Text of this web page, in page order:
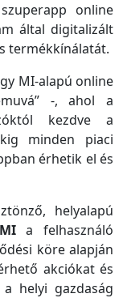
online
által digitalizált
termékkínálatát.
MI-alapú online
-, ahol a
kezdve a
minden piaci
érhetik el és
helyalapú
MIa felhasználó
köre alapján
akciókat és
helyi gazdaság